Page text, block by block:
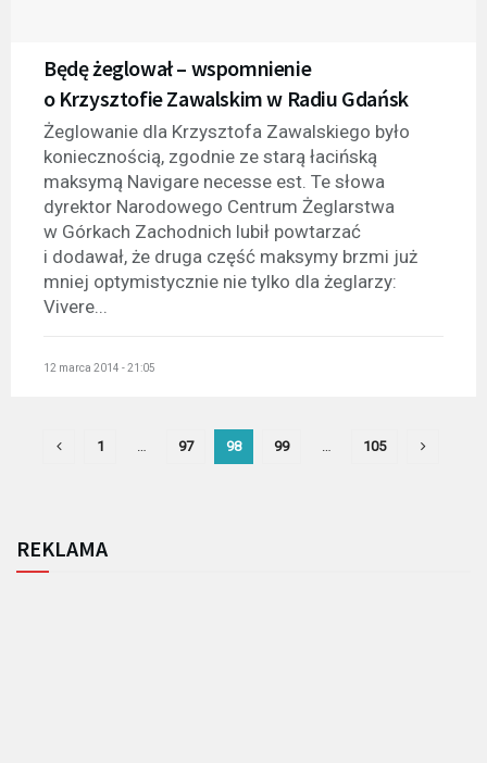
Będę żeglował – wspomnienie
o Krzysztofie Zawalskim w Radiu Gdańsk
Żeglowanie dla Krzysztofa Zawalskiego było
koniecznością, zgodnie ze starą łacińską
maksymą Navigare necesse est. Te słowa
dyrektor Narodowego Centrum Żeglarstwa
w Górkach Zachodnich lubił powtarzać
i dodawał, że druga część maksymy brzmi już
mniej optymistycznie nie tylko dla żeglarzy:
Vivere...
12 marca 2014 - 21:05
1 … 97 98 99 … 105
REKLAMA